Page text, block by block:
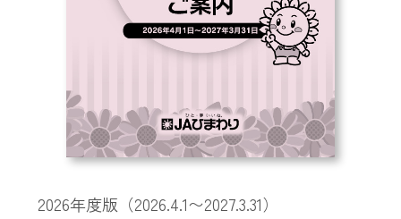
営農資材センター
農機センター
中古農機具情報
2026年度版（2026.4.1〜2027.3.31）